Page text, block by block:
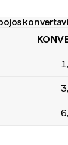
1
3
6